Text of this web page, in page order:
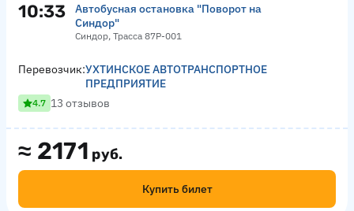
10:33
Автобусная остановка "Поворот на
Синдор"
Синдор, Трасса 87Р-001
≈ 2171 руб.
Купить билет
Перевозчик:УХТИНСКОЕ АВТОТРАНСПОРТНОЕ
ПРЕДПРИЯТИЕ
4.7 13 отзывов